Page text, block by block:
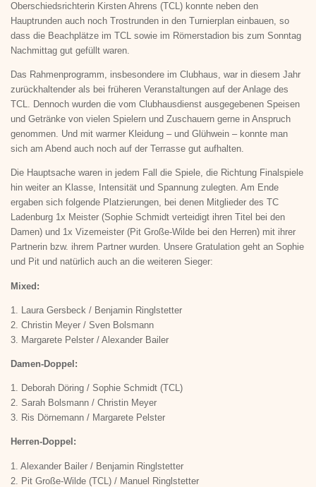
Oberschiedsrichterin Kirsten Ahrens (TCL) konnte neben den
Hauptrunden auch noch Trostrunden in den Turnierplan einbauen, so
dass die Beachplätze im TCL sowie im Römerstadion bis zum Sonntag
Nachmittag gut gefüllt waren.
Das Rahmenprogramm, insbesondere im Clubhaus, war in diesem Jahr
zurückhaltender als bei früheren Veranstaltungen auf der Anlage des
TCL. Dennoch wurden die vom Clubhausdienst ausgegebenen Speisen
und Getränke von vielen Spielern und Zuschauern gerne in Anspruch
genommen. Und mit warmer Kleidung – und Glühwein – konnte man
sich am Abend auch noch auf der Terrasse gut aufhalten.
Die Hauptsache waren in jedem Fall die Spiele, die Richtung Finalspiele
hin weiter an Klasse, Intensität und Spannung zulegten. Am Ende
ergaben sich folgende Platzierungen, bei denen Mitglieder des TC
Ladenburg 1x Meister (Sophie Schmidt verteidigt ihren Titel bei den
Damen) und 1x Vizemeister (Pit Große-Wilde bei den Herren) mit ihrer
Partnerin bzw. ihrem Partner wurden. Unsere Gratulation geht an Sophie
und Pit und natürlich auch an die weiteren Sieger:
Mixed:
1. Laura Gersbeck / Benjamin Ringlstetter
2. Christin Meyer / Sven Bolsmann
3. Margarete Pelster / Alexander Bailer
Damen-Doppel:
1. Deborah Döring / Sophie Schmidt (TCL)
2. Sarah Bolsmann / Christin Meyer
3. Ris Dörnemann / Margarete Pelster
Herren-Doppel:
1. Alexander Bailer / Benjamin Ringlstetter
2. Pit Große-Wilde (TCL) / Manuel Ringlstetter